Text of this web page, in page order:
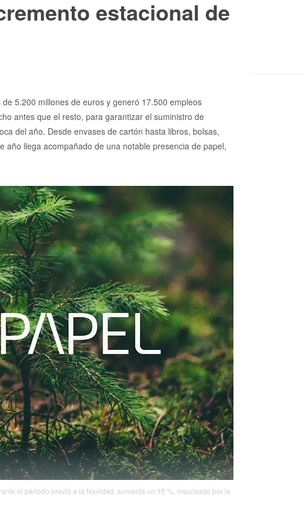
estacional de
5.200 millones de euros y generó 17.500 empleos
antes que el resto, para garantizar el suministro de
del año. Desde envases de cartón hasta libros, bolsas,
año llega acompañado de una notable presencia de papel,
el periodo previo a la Navidad, aumenta un 10 %, impulsado por la